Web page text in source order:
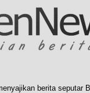
berita seputar